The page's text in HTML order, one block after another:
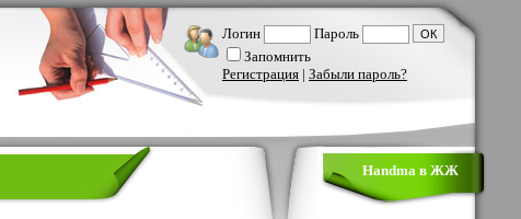
Логин
Пароль
Запомнить
Регистрация | Забыли пароль?
Handma в ЖЖ